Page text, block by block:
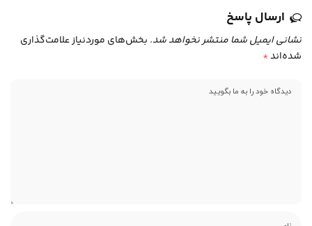
ارسال پاسخ
نشانی ایمیل شما منتشر نخواهد شد. بخش‌های موردنیاز علامت‌گذاری
شده‌اند*